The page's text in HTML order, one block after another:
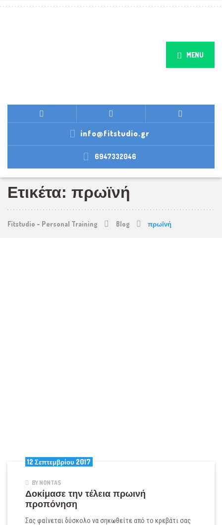
MENU
info@fitstudio.gr
6947332046
Ετικέτα: πρωϊνή
Fitstudio - Personal Training Blog πρωϊνή
12 Σεπτεμβρίου 2017
BY NONTAS
Δοκίμασε την τέλεια πρωινή
προπόνηση
Σας φαίνεται δύσκολο να σηκωθείτε από το κρεβάτι σας